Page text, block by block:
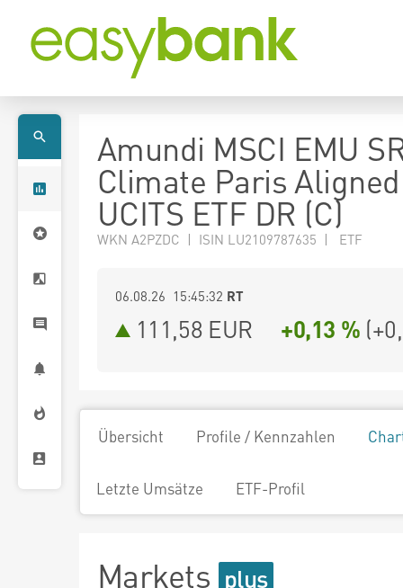
Amundi MSCI EMU
Climate Paris
UCITS ETF DR (C)
WKN A2PZDC | ISIN LU2109787635 | ETF
06.08.26 15:45:32 RT
111,58 EUR +0,13 % (
Übersicht Profile / Kennzahlen
Letzte Umsätze ETF-Profil
Markets